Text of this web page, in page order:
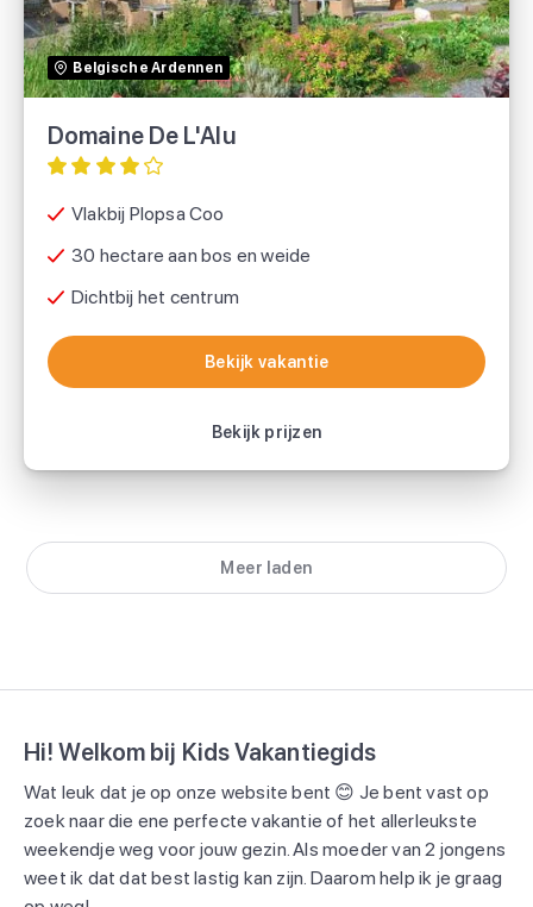
Belgische Ardennen
Domaine De L'Alu
Vlakbij Plopsa Coo
30 hectare aan bos en weide
Dichtbij het centrum
Bekijk vakantie
Bekijk prijzen
TUI
Bekijk vakantie
Meer laden
Hi! Welkom bij Kids Vakantiegids
Wat leuk dat je op onze website bent 😊 Je bent vast op
zoek naar die ene perfecte vakantie of het allerleukste
weekendje weg voor jouw gezin. Als moeder van 2 jongens
weet ik dat dat best lastig kan zijn. Daarom help ik je graag